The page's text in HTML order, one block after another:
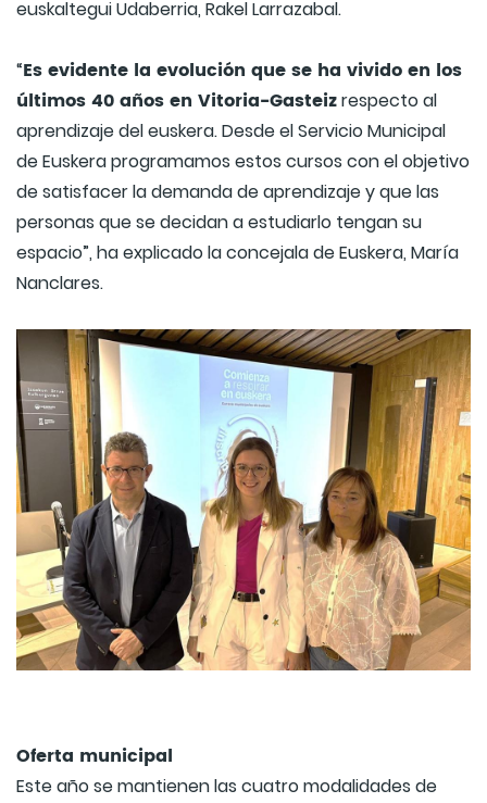
euskaltegui Udaberria, Rakel Larrazabal.
“Es evidente la evolución que se ha vivido en los
últimos 40 años en Vitoria-Gasteizrespecto al
aprendizaje del euskera. Desde el Servicio Municipal
de Euskera programamos estos cursos con el objetivo
de satisfacer la demanda de aprendizaje y que las
personas que se decidan a estudiarlo tengan su
espacio”, ha explicado la concejala de Euskera, María
Nanclares.
Oferta municipal
Este año se mantienen las cuatro modalidades de